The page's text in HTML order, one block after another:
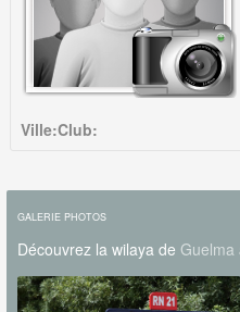
Ville:Club:
GALERIE PHOTOS
Découvrez la wilaya de Guelma